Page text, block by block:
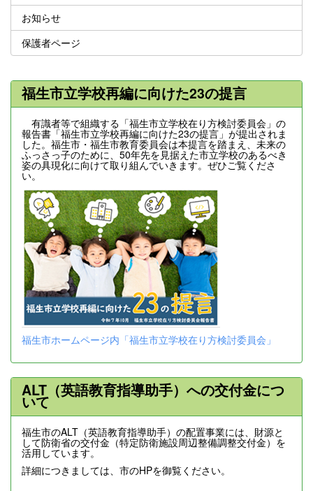
お知らせ
保護者ページ
福生市立学校再編に向けた23の提言
有識者等で組織する「福生市立学校在り方検討委員会」の
報告書「福生市立学校再編に向けた23の提言」が提出されま
した。福生市・福生市教育委員会は本提言を踏まえ、未来の
ふっさっ子のために、50年先を見据えた市立学校のあるべき
姿の具現化に向けて取り組んでいきます。ぜひご覧くださ
い。
福生市ホームページ内「福生市立学校在り方検討委員会」
ALT（英語教育指導助手）への交付金につ
いて
福生市のALT（英語教育指導助手）の配置事業には、財源と
して防衛省の交付金（特定防衛施設周辺整備調整交付金）を
活用しています。
詳細につきましては、市のHPを御覧ください。